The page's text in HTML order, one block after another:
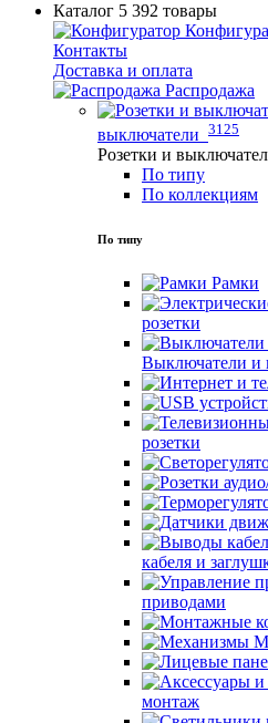
Каталог 5 392 товары
Контакты
Доставка и оплата
Распродажа
выключатели 3125
Розетки и
По типу
По коллекциям
По типу
Рамки
розетки
Выключатели и
розетки
кабеля и
приводами
монтаж